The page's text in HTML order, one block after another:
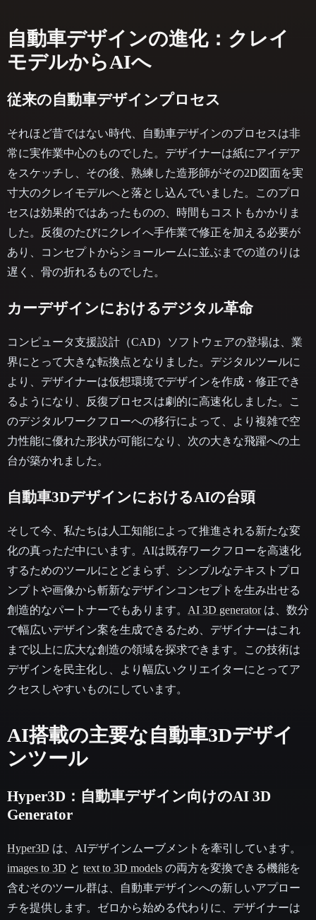
自動車デザインの進化：クレイ
モデルからAIへ
従来の自動車デザインプロセス
それほど昔ではない時代、自動車デザインのプロセスは非
常に実作業中心のものでした。デザイナーは紙にアイデア
をスケッチし、その後、熟練した造形師がその2D図面を実
寸大のクレイモデルへと落とし込んでいました。このプロ
セスは効果的ではあったものの、時間もコストもかかりま
した。反復のたびにクレイへ手作業で修正を加える必要が
あり、コンセプトからショールームに並ぶまでの道のりは
遅く、骨の折れるものでした。
カーデザインにおけるデジタル革命
コンピュータ支援設計（CAD）ソフトウェアの登場は、業
界にとって大きな転換点となりました。デジタルツールに
より、デザイナーは仮想環境でデザインを作成・修正でき
るようになり、反復プロセスは劇的に高速化しました。こ
のデジタルワークフローへの移行によって、より複雑で空
力性能に優れた形状が可能になり、次の大きな飛躍への土
台が築かれました。
自動車3DデザインにおけるAIの台頭
そして今、私たちは人工知能によって推進される新たな変
化の真っただ中にいます。AIは既存ワークフローを高速化
するためのツールにとどまらず、シンプルなテキストプロ
ンプトや画像から斬新なデザインコンセプトを生み出せる
創造的なパートナーでもあります。 AI 3D generatorは、数分
で幅広いデザイン案を生成できるため、デザイナーはこれ
まで以上に広大な創造の領域を探求できます。この技術は
デザインを民主化し、より幅広いクリエイターにとってア
クセスしやすいものにしています。
AI搭載の主要な自動車3Dデザイ
ンツール
Hyper3D：自動車デザイン向けのAI 3D
Generator
Hyper3D は、AIデザインムーブメントを牽引しています。
images to 3D と text to 3D models の両方を変換できる機能を
含むそのツール群は、自動車デザインへの新しいアプロー
チを提供します。ゼロから始める代わりに、デザイナーは